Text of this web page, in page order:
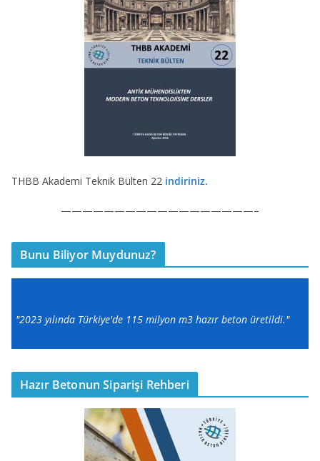
THBB Akademi Teknik Bülten 22 indiriniz.
——————————————————–
Bunu Biliyor Muydunuz?
"2023 yılında Türkiye'de 115 milyon m3 hazır beton üretildi."
Hazır Betonun Siparişi Rehberi